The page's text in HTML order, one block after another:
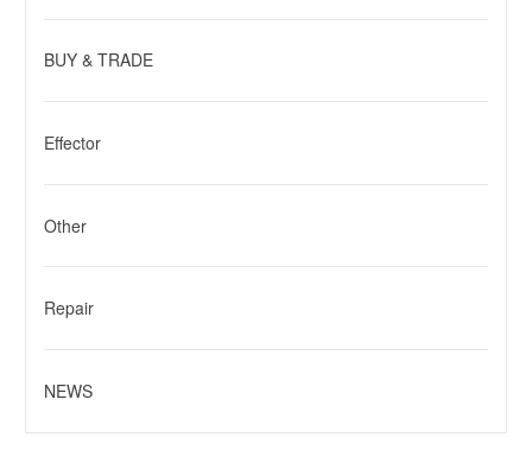
BUY & TRADE
Effector
Other
Repair
NEWS